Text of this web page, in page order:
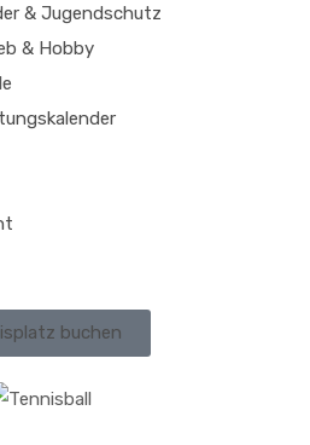
& Jugendschutz
& Hobby
buchen